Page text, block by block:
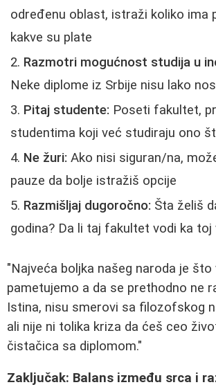
određenu oblast, istraži koliko ima
kakve su plate
Razmotri mogućnost studija u
Neke diplome iz Srbije nisu lako
Pitaj studente: Poseti fakultet,
studentima koji već studiraju ono
Ne žuri: Ako nisi siguran/na,
pauze da bolje istražiš opcije
Razmišljaj dugoročno: Šta želiš
godina? Da li taj fakultet vodi ka toj
"Najveća boljka našeg naroda je što
pametujemo a da se prethodno ne
Istina, nisu smerovi sa filozofskog
ali nije ni tolika kriza da ćeš ceo
čistačica sa diplomom."
Zaključak: Balans između srca i